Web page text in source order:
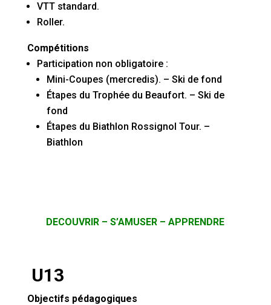
VTT standard.
Roller.
Compétitions
Participation non obligatoire :
Mini-Coupes (mercredis). – Ski de fond
Étapes du Trophée du Beaufort. – Ski de
fond
Étapes du Biathlon Rossignol Tour. –
Biathlon
DECOUVRIR – S’AMUSER – APPRENDRE
U13
Objectifs pédagogiques